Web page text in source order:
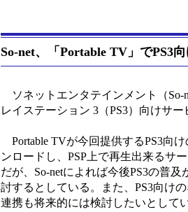
So-net、「Portable TV」でPS3
ソネットエンタテインメント（So-
レイステーション 3（PS3）向けサー
Portable TVが今回提供するPS3向
ンロードし、PSP上で再生出来るサ
だが、So-netによれば今後PS3の普
討するとしている。また、PS3向け
連携も将来的には検討したいとしてい